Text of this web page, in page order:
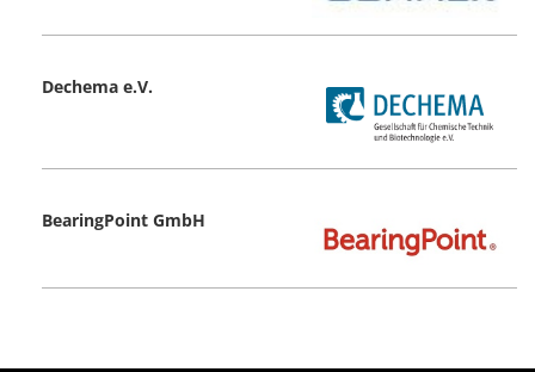
Dechema e.V.
BearingPoint GmbH